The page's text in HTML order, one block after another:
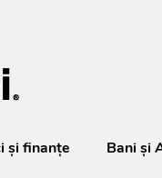
şi finanţe Bani și